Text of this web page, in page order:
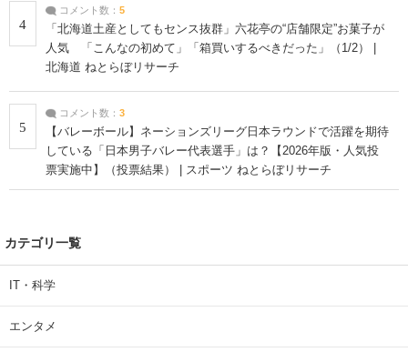
4
コメント数： 5
「北海道土産としてもセンス抜群」六花亭の“店舗限定”お菓子が
人気 「こんなの初めて」「箱買いするべきだった」（1/2） |
北海道 ねとらぼリサーチ
5
コメント数： 3
【バレーボール】ネーションズリーグ日本ラウンドで活躍を期待
している「日本男子バレー代表選手」は？【2026年版・人気投
票実施中】（投票結果） | スポーツ ねとらぼリサーチ
カテゴリ一覧
IT・科学
エンタメ